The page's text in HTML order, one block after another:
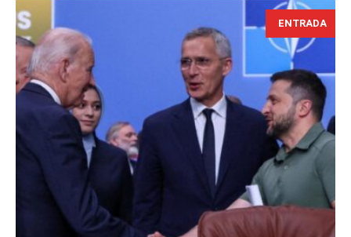
ENTRADA